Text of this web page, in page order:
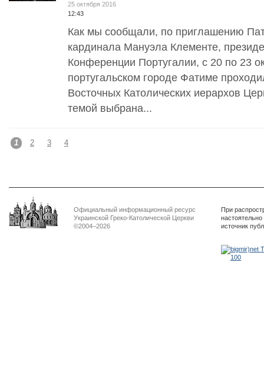
25 октября 2016
12:43
Как мы сообщали, по приглашению
кардинала Мануэла Клементе,
Конференции Португалии, с 20 по 23
португальском городе Фатиме
Восточных Католических иерархов
темой выбрана...
1 2 3 4
Официальный информационный ресурс
Украинской Греко-Католической Церкви
©2004–2026
При
источник